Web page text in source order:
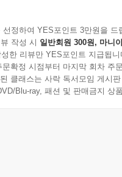
정하여 YES포인트 3만원을 드
작성 시 일반회원 300원, 마니
한 리뷰만 YES포인트 지급됩니
확정 시점부터 마지막 회차 주
클래스는 사락 독서모임 게시
Blu-ray, 패션 및 판매금지 상